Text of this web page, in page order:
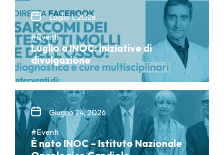
Luglio 1, 2026
#Eventi
Luglio a INOC: iniziative di
divulgazione
Giugno 24, 2026
#Eventi
È nato INOC – Istituto Nazionale